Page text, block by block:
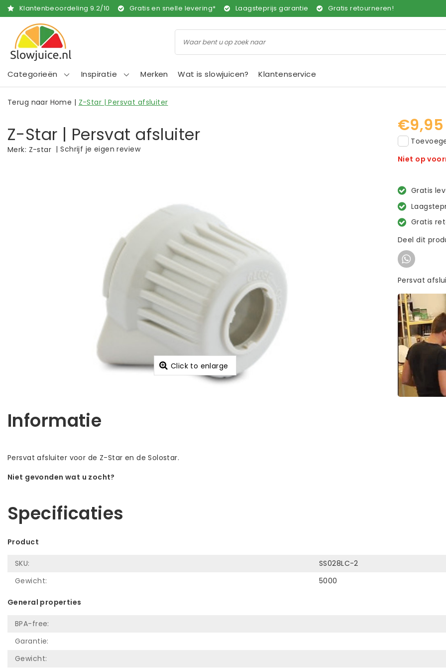
Klantenbeoordeling 9.2/10 Gratis en snelle levering* Laagsteprijs garantie Gratis retourneren!
Categorieën Inspiratie Merken Wat is slowjuicen? Klantenservice
Terug naar Home | Z-Star | Persvat afsluiter
Z-Star | Persvat afsluiter
Merk: Z-star |Schrijf je eigen review
Click to enlarge
€9,95
Niet op
Gratis
Gratis
Deel dit
Persvat
Informatie
Persvat afsluiter voor de Z-Star en de Solostar.
Niet gevonden wat u zocht?
Specificaties
Product
SKU:
SS028LC-2
Gewicht:
5000
General properties
BPA-free:
Garantie:
Gewicht: